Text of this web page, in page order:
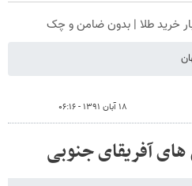
۱۸ آبان ۱۳۹۱ - ۰۶:۱۶
آفریقای جنوبی